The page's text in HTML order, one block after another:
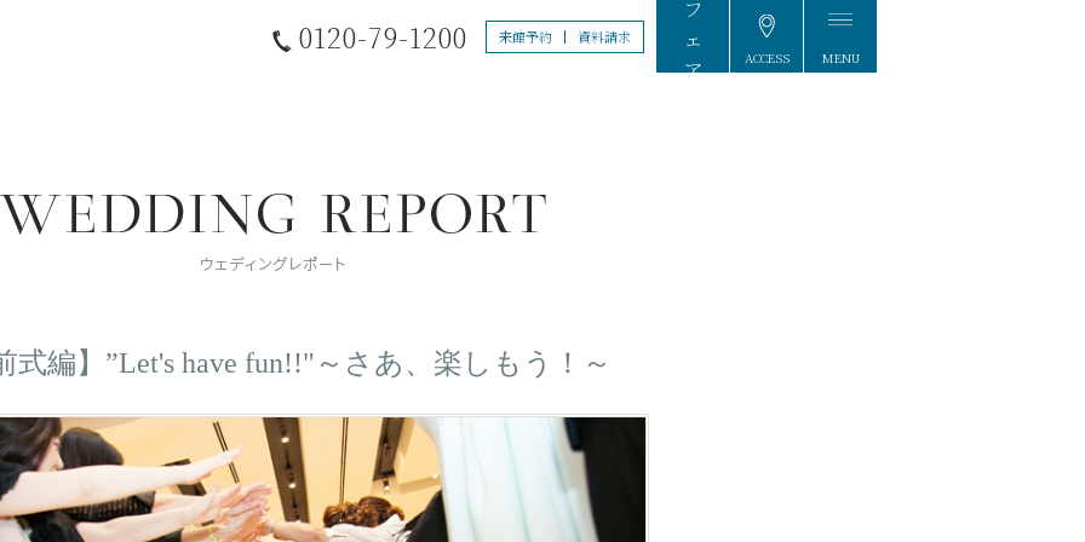
0120-79-1200 来館予約 資料請求
ACCESS MENU
式編】”Let's have fun!!"～さあ、楽しもう！～